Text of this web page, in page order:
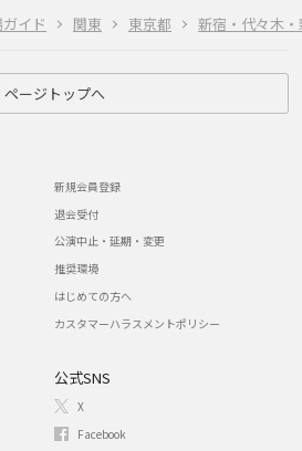
イド 関東 東京都 新宿・代々木
ページトップへ
新規会員登録
退会受付
公演中止・延期・変更
推奨環境
はじめての方へ
カスタマーハラスメントポリシー
公式SNS
X
Facebook